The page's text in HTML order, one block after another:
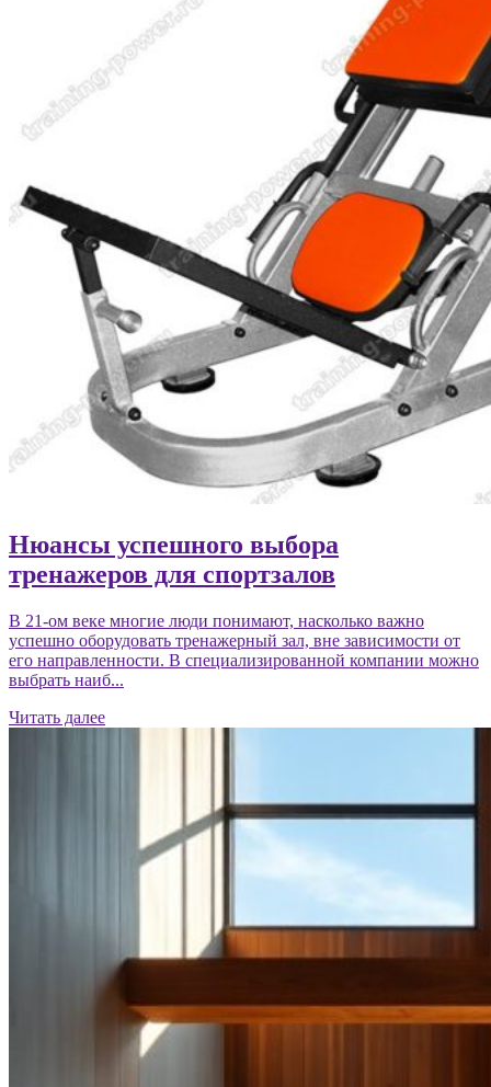
Нюансы успешного выбора
тренажеров для спортзалов
В 21-ом веке многие люди понимают, насколько важно
успешно оборудовать тренажерный зал, вне зависимости от
его направленности. В специализированной компании можно
выбрать наиб...
Читать далее